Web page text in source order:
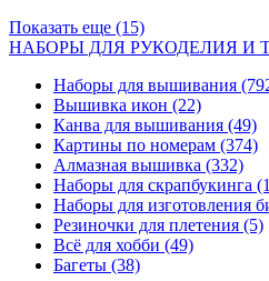
Показать еще (15)
НАБОРЫ ДЛЯ РУКОДЕЛИЯ И
Наборы для вышивания
Вышивка икон (22)
Канва для вышивания (49)
Картины по номерам (374)
Алмазная вышивка (332)
Наборы для скрапбукинга
Наборы для изготовления
Резиночки для плетения (5)
Всё для хобби (49)
Багеты (38)